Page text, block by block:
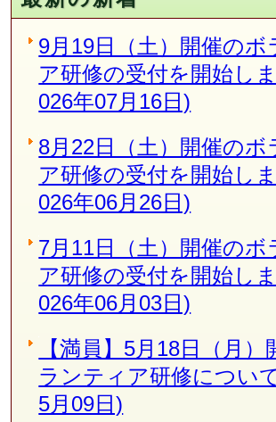
9月19日（土）開催のボ
ア研修の受付を開始し
026年07月16日)
8月22日（土）開催のボ
ア研修の受付を開始し
026年06月26日)
7月11日（土）開催のボ
ア研修の受付を開始し
026年06月03日)
【満員】5月18日（月）
ランティア研修につい
5月09日)